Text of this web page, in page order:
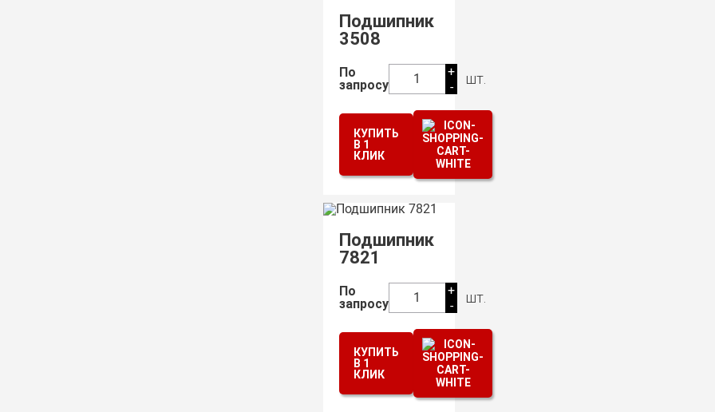
Подшипник
3508
По
запросу
1
+
-
шт.
КУПИТЬ
В 1
КЛИК
Подшипник
7821
По
запросу
1
+
-
шт.
КУПИТЬ
В 1
КЛИК